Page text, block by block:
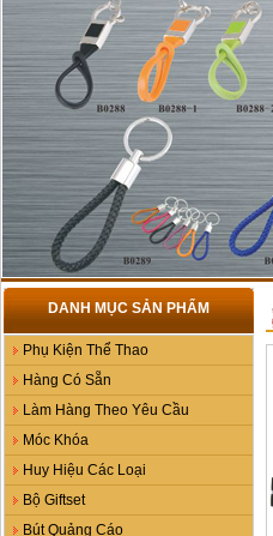
DANH MỤC SẢN PHẨM
Phụ Kiện Thể Thao
Hàng Có Sẵn
Làm Hàng Theo Yêu Cầu
Móc Khóa
Huy Hiệu Các Loại
Bộ Giftset
Bút Quảng Cáo